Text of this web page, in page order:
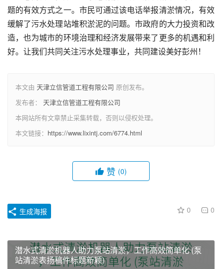
题的有效方式之一。市民可通过该电话举报清淤情况，有效
缓解了污水处理站堆积淤泥的问题。市政府的大力投资和改
造，也为城市的环境治理和经济发展带来了更多的机遇和利
好。让我们共同关注污水处理事业，共同建设美好彭州！
本文由 天津立信管道工程有限公司 原创发布。
发布者： 天津立信管道工程有限公司
本网站所有文章禁止采集转载，否则以侵权处理。
本文链接： https://www.lixintj.com/6774.html
赞 (0)
0 0
生成海报
潜水式清淤机器人助力泵站清淤，工作高效简单化 (泵
站清淤表扬稿件标题新颖)